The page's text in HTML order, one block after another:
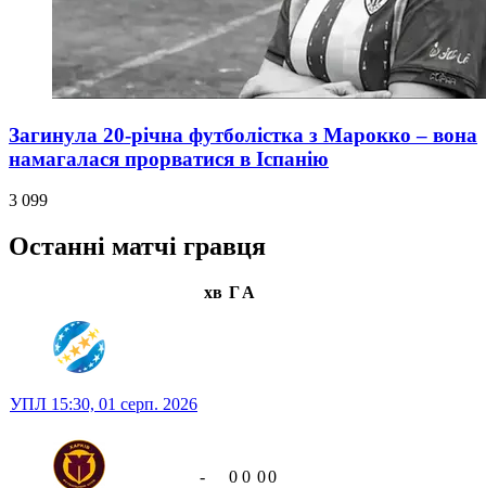
Загинула 20-річна футболістка з Марокко – вона
намагалася прорватися в Іспанію
3 099
Останні матчі гравця
хв ГА
УПЛ 15:30, 01 серп. 2026
- 0 0 00